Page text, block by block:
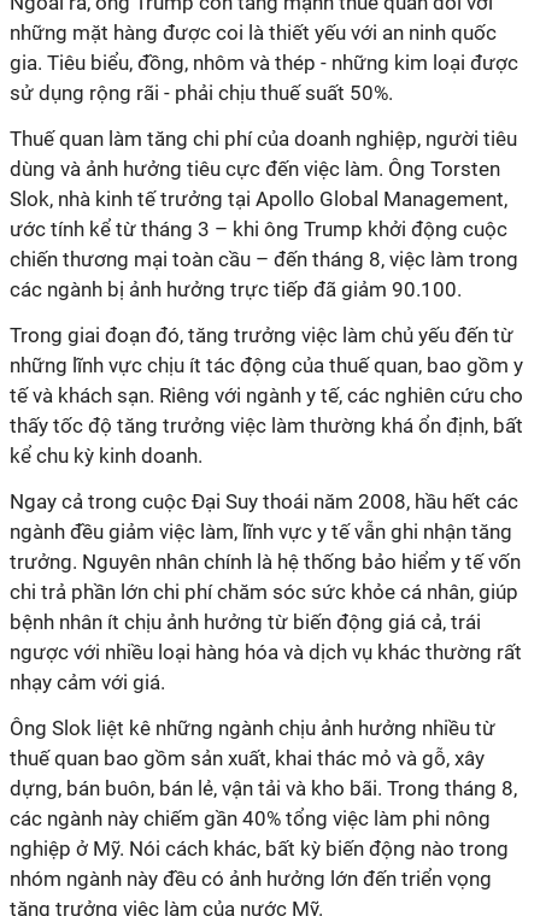
những mặt hàng được coi là thiết yếu với an ninh quốc
gia. Tiêu biểu, đồng, nhôm và thép - những kim loại được
sử dụng rộng rãi - phải chịu thuế suất 50%.
Thuế quan làm tăng chi phí của doanh nghiệp, người tiêu
dùng và ảnh hưởng tiêu cực đến việc làm. Ông Torsten
Slok, nhà kinh tế trưởng tại Apollo Global Management,
ước tính kể từ tháng 3 – khi ông Trump khởi động cuộc
chiến thương mại toàn cầu – đến tháng 8, việc làm trong
các ngành bị ảnh hưởng trực tiếp đã giảm 90.100.
Trong giai đoạn đó, tăng trưởng việc làm chủ yếu đến từ
những lĩnh vực chịu ít tác động của thuế quan, bao gồm y
tế và khách sạn. Riêng với ngành y tế, các nghiên cứu cho
thấy tốc độ tăng trưởng việc làm thường khá ổn định, bất
kể chu kỳ kinh doanh.
Ngay cả trong cuộc Đại Suy thoái năm 2008, hầu hết các
ngành đều giảm việc làm, lĩnh vực y tế vẫn ghi nhận tăng
trưởng. Nguyên nhân chính là hệ thống bảo hiểm y tế vốn
chi trả phần lớn chi phí chăm sóc sức khỏe cá nhân, giúp
bệnh nhân ít chịu ảnh hưởng từ biến động giá cả, trái
ngược với nhiều loại hàng hóa và dịch vụ khác thường rất
nhạy cảm với giá.
Ông Slok liệt kê những ngành chịu ảnh hưởng nhiều từ
thuế quan bao gồm sản xuất, khai thác mỏ và gỗ, xây
dựng, bán buôn, bán lẻ, vận tải và kho bãi. Trong tháng 8,
các ngành này chiếm gần 40% tổng việc làm phi nông
nghiệp ở Mỹ. Nói cách khác, bất kỳ biến động nào trong
nhóm ngành này đều có ảnh hưởng lớn đến triển vọng
tăng trưởng việc làm của nước Mỹ.